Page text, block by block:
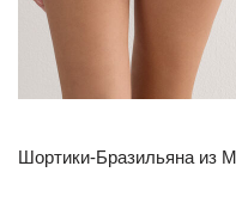
Шортики-Бразильяна из